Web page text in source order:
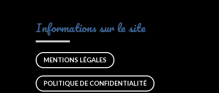
Informations sur le site
MENTIONS LÉGALES
POLITIQUE DE CONFIDENTIALITÉ